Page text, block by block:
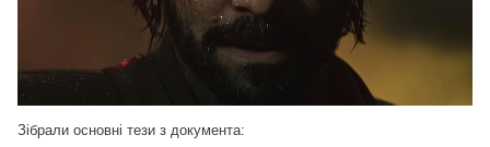
Зібрали основні тези з документа: